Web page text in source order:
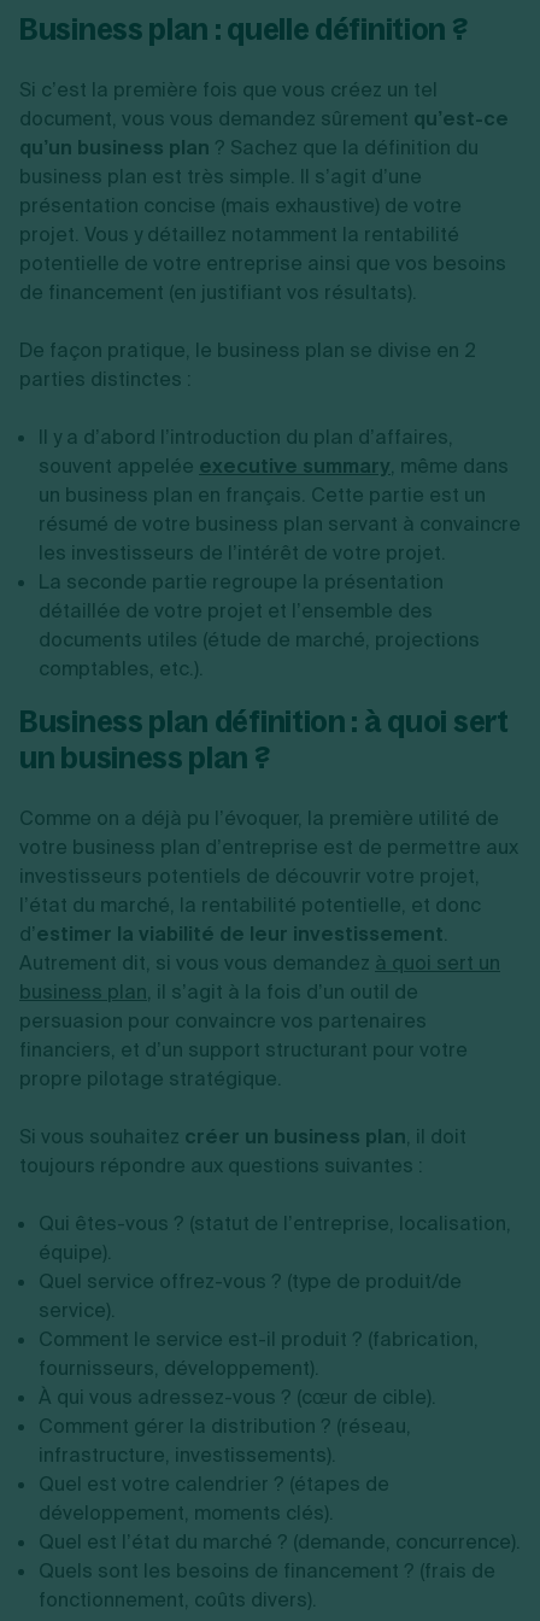
Toutes les modifications
Je suis autonome
Découvrez notre cabinet d'expertise
comptable LS Compta
Création d'EURL
Création de SASU
Création de SAS
Création de SCI
Création d'association
Aides à la création d’entreprise
Ouverture compte pro
Fermeture d’une entreprise
Business plan : quelle définition ?
Si c’est la première fois que vous créez un tel
document, vous vous demandez sûrement qu’est-ce
qu’un business plan ? Sachez que la définition du
business plan est très simple. Il s’agit d’une
présentation concise (mais exhaustive) de votre
projet. Vous y détaillez notamment la rentabilité
potentielle de votre entreprise ainsi que vos besoins
de financement (en justifiant vos résultats).
De façon pratique, le business plan se divise en 2
parties distinctes :
Il y a d’abord l’introduction du plan d’affaires,
souvent appelée executive summary, même dans
un business plan en français. Cette partie est un
résumé de votre business plan servant à convaincre
les investisseurs de l’intérêt de votre projet.
La seconde partie regroupe la présentation
détaillée de votre projet et l’ensemble des
documents utiles (étude de marché, projections
comptables, etc.).
Business plan définition : à quoi sert
un business plan ?
Comme on a déjà pu l’évoquer, la première utilité de
votre business plan d’entreprise est de permettre aux
investisseurs potentiels de découvrir votre projet,
l’état du marché, la rentabilité potentielle, et donc
d’estimer la viabilité de leur investissement.
Autrement dit, si vous vous demandez à quoi sert un
business plan, il s’agit à la fois d’un outil de
persuasion pour convaincre vos partenaires
financiers, et d’un support structurant pour votre
propre pilotage stratégique.
Si vous souhaitez créer un business plan, il doit
toujours répondre aux questions suivantes :
Qui êtes-vous ? (statut de l’entreprise, localisation,
équipe).
Quel service offrez-vous ? (type de produit/de
service).
Comment le service est-il produit ? (fabrication,
fournisseurs, développement).
À qui vous adressez-vous ? (cœur de cible).
Comment gérer la distribution ? (réseau,
infrastructure, investissements).
Quel est votre calendrier ? (étapes de
développement, moments clés).
Quel est l’état du marché ? (demande, concurrence).
Quels sont les besoins de financement ? (frais de
fonctionnement, coûts divers).